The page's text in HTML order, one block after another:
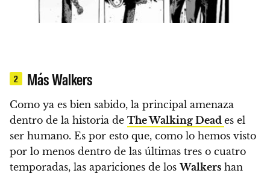
2 Más Walkers
Como ya es bien sabido, la principal amenaza
dentro de la historia de The Walking Dead es el
ser humano. Es por esto que, como lo hemos visto
por lo menos dentro de las últimas tres o cuatro
temporadas, las apariciones de losWalkers han